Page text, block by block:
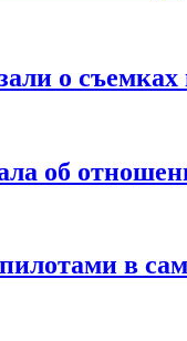
о съемках
об
в